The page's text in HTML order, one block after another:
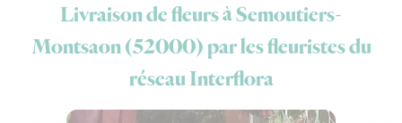
Livraison de fleurs à Semoutiers-
Montsaon (52000) par les fleuristes du
réseau Interflora